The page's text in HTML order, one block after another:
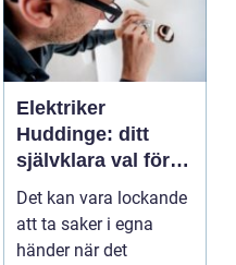
Elektriker
Huddinge: ditt
självklara val för
säker elinstallation
Det kan vara lockande
att ta saker i egna
händer när det